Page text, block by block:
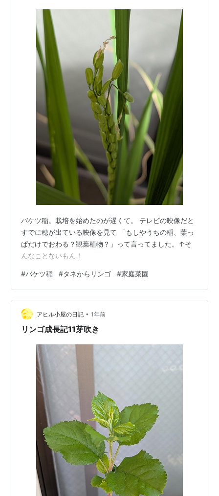
バケツ稲。栽培を始めたのが遅くて。 テレビの映像だと
すでに穂が出ている映像を見て 「もしやうちの稲、葉っ
ぱだけでおわる？観葉植物？」って言ってました。↑そ
んなことないもん！
#バケツ稲 #タネからリンゴ #家庭菜園
アヒル小屋の日記 • 1年前
リンゴ成長記11芽吹き